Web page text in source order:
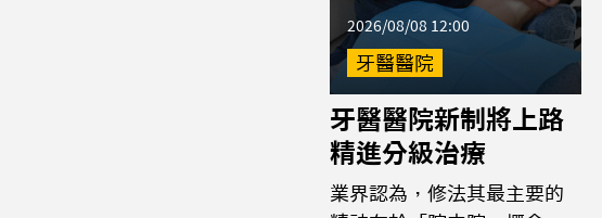
2026/08/08 12:00
牙醫醫院
牙醫醫院新制將上路
精進分級治療
業界認為，修法其最主要的